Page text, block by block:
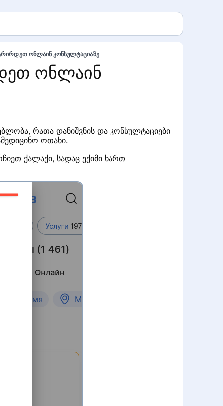
ონლაინ კონსულტაციაზე
ონლაინ
რათა დანიშვნის და კონსულტაციები
ოთახი.
ქალაქი, სადაც ექიმი ხართ